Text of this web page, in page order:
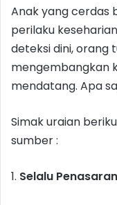
Anak yang cerdas
perilaku
deteksi dini, orang
mengembangkan
mendatang. Apa
Simak uraian
sumber :
1. Selalu